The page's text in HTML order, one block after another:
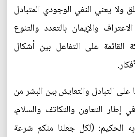
ولا يعني النفي الوجودي المتبادل
والإيمان بالتعدد والتنوع
القائمة على التفاعل بين أشكال
التبادل والتعايش بين البشر من
إطار التعاون والتكاتف والسلام،
الحكيم: (لكل جعلنا منكم شرعة